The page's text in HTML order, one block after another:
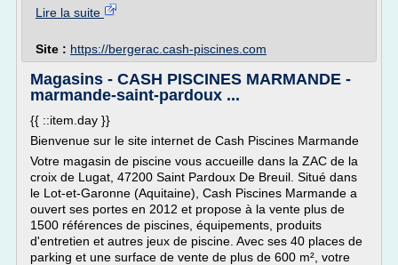
Lire la suite
Site : https://bergerac.cash-piscines.com
Magasins - CASH PISCINES MARMANDE -
marmande-saint-pardoux ...
{{ ::item.day }}
Bienvenue sur le site internet de Cash Piscines Marmande
Votre magasin de piscine vous accueille dans la ZAC de la
croix de Lugat, 47200 Saint Pardoux De Breuil. Situé dans
le Lot-et-Garonne (Aquitaine), Cash Piscines Marmande a
ouvert ses portes en 2012 et propose à la vente plus de
1500 références de piscines, équipements, produits
d'entretien et autres jeux de piscine. Avec ses 40 places de
parking et une surface de vente de plus de 600 m², votre